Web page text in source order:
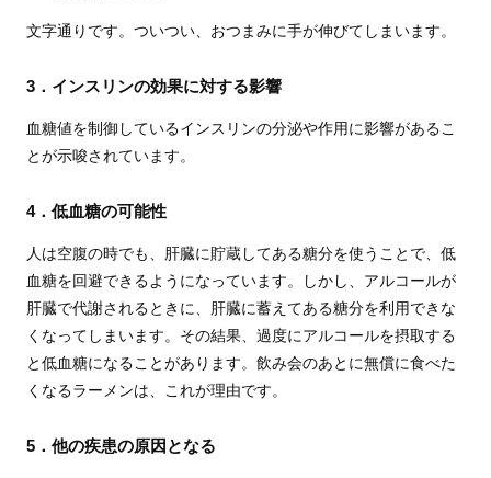
文字通りです。ついつい、おつまみに手が伸びてしまいます。
3．インスリンの効果に対する影響
血糖値を制御しているインスリンの分泌や作用に影響があるこ
とが示唆されています。
4．低血糖の可能性
人は空腹の時でも、肝臓に貯蔵してある糖分を使うことで、低
血糖を回避できるようになっています。しかし、アルコールが
肝臓で代謝されるときに、肝臓に蓄えてある糖分を利用できな
くなってしまいます。その結果、過度にアルコールを摂取する
と低血糖になることがあります。飲み会のあとに無償に食べた
くなるラーメンは、これが理由です。
5．他の疾患の原因となる